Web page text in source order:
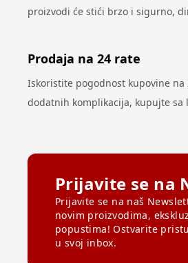
proizvodi će stići brzo i sigurno,
Prodaja na 24 rate
Iskoristite pogodnost kupovine na
dodatnih komplikacija, kupujte sa
Prijavite se na
Prijavite se na naš
novim proizvodima,
popustima! Ostvarite
u svoj inbox.